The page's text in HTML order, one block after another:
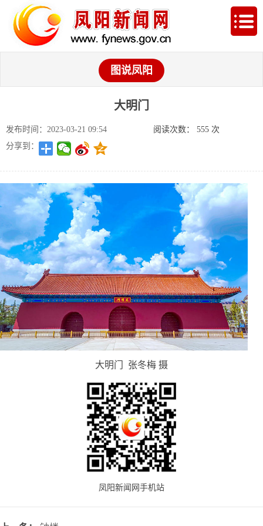
图说凤阳
大明门
发布时间：2023-03-21 09:54 阅读次数： 555 次
分享到：
大明门 张冬梅 摄
凤阳新闻网手机站